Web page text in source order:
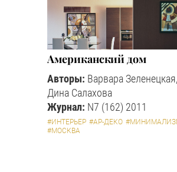
Американский дом
Авторы: Варвара Зеленецкая,
Дина Салахова
Журнал: N7 (162) 2011
#ИНТЕРЬЕР #АР-ДЕКО
#МОСКВА